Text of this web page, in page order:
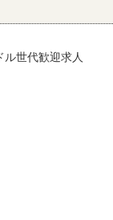
世代歓迎求人